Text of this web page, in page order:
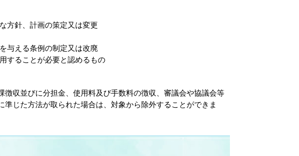
方針、計画の策定又は変更
与える条例の制定又は改廃
することが必要と認めるもの
収並びに分担金、使用料及び手数料の徴収、審議会や協議会等
じた方法が取られた場合は、対象から除外することができま